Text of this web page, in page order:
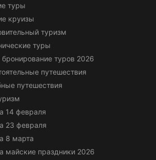
туры
круизы
туризм
туры
бронирование туров 2026
путешествия
путешествия
14 февраля
23 февраля
8 марта
майские праздники 2026